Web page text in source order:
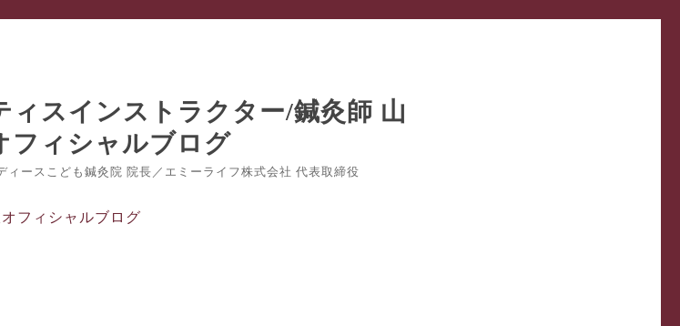
ースこども鍼灸院 院長／エミーライフ株式会社 代表取締役